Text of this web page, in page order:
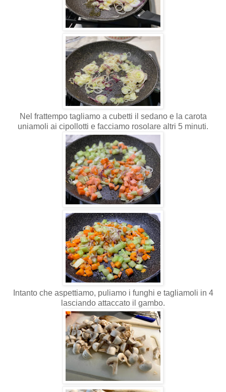
Nel frattempo tagliamo a cubetti il sedano e la carota
uniamoli ai cipollotti e facciamo rosolare altri 5 minuti.
Intanto che aspettiamo, puliamo i funghi e tagliamoli in 4
lasciando attaccato il gambo.